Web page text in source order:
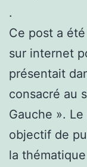
.
Ce post a
sur internet
présentait
consacré au
Gauche ».
objectif de
la